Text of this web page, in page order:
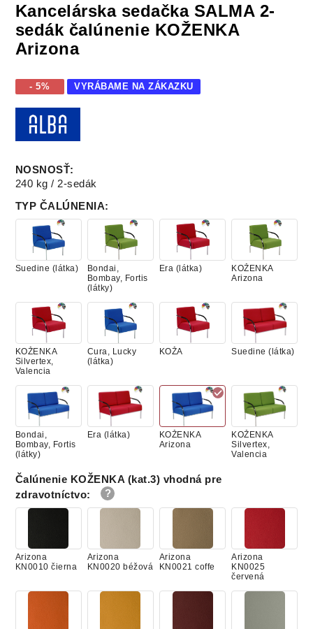
Kancelárska sedačka SALMA 2-
sedák čalúnenie KOŽENKA
Arizona
- 5% VYRÁBAME NA ZÁKAZKU
NOSNOSŤ:
240 kg / 2-sedák
TYP ČALÚNENIA:
Suedine (látka)
Bondai,
Bombay, Fortis
(látky)
Era (látka)
KOŽENKA
Arizona
KOŽENKA
Silvertex,
Valencia
Cura, Lucky
(látka)
KOŽA Suedine (látka)
Bondai,
Bombay, Fortis
(látky)
Era (látka)
KOŽENKA
Arizona
KOŽENKA
Silvertex,
Valencia
Čalúnenie KOŽENKA (kat.3) vhodná pre
zdravotníctvo:
Arizona
KN0010 čierna
Arizona
KN0020 béžová
Arizona
KN0021 coffe
Arizona
KN0025
červená